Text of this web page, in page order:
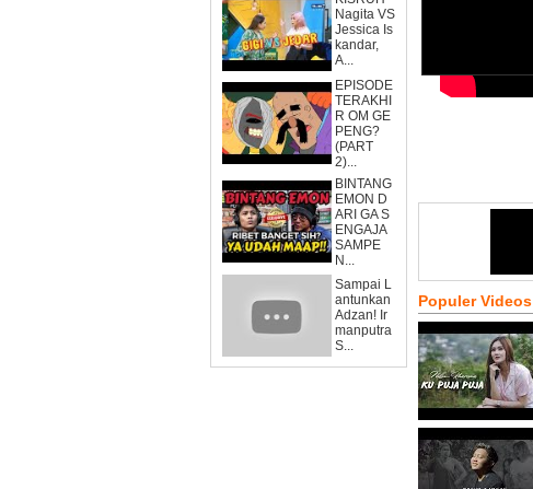
Nagita VS
Jessica Is
kandar,
A...
EPISODE
TERAKHI
R OM GE
PENG?
(PART
2)...
BINTANG
EMON D
ARI GA S
ENGAJA
SAMPE
N...
Sampai L
antunkan
Adzan! Ir
manputra
S...
Populer Videos